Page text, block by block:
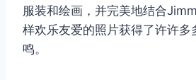
服装和绘画，并完美地结合
样欢乐友爱的照片获得了许许多
鸣。